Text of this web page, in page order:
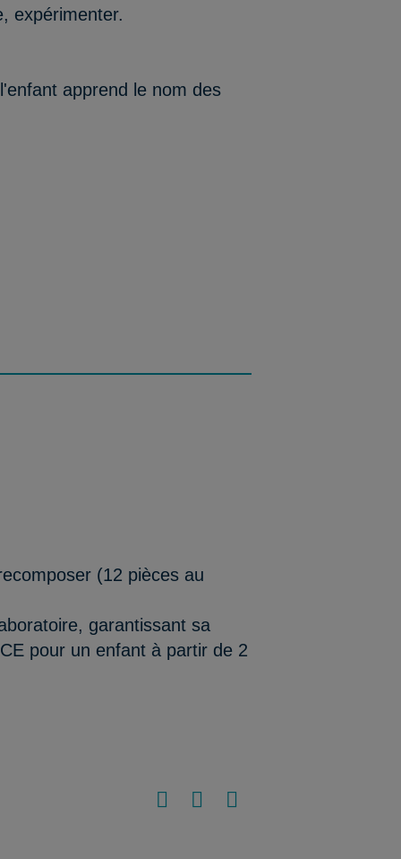
expérimenter.
apprend le nom des
(12 pièces au
garantissant sa
pour un enfant à partir de 2